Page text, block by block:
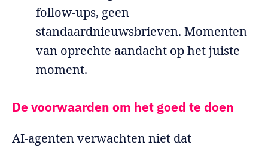
follow-ups, geen
standaardnieuwsbrieven. Momenten
van oprechte aandacht op het juiste
moment.
De voorwaarden om het goed te doen
AI-agenten verwachten niet dat